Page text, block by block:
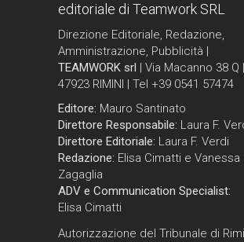
editoriale di Teamwork SRL
Direzione Editoriale, Redazione,
Amministrazione, Pubblicità |
TEAMWORK srl | Via Macanno 38 Q |
47923 RIMINI | Tel +39 0541 57474
Editore: Mauro Santinato
Direttore Responsabile: Laura F.
Direttore Editoriale: Laura F. Verdi
Redazione: Elisa Cimatti e Vanessa
Zagaglia
ADV e Communication Specialist:
Elisa Cimatti
Autorizzazione del Tribunale di